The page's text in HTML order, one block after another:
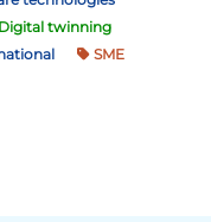
Digital twinning
SME